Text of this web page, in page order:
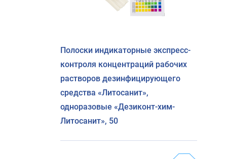
Полоски индикаторные экспресс-
контроля концентраций рабочих
растворов дезинфицирующего
средства «Литосанит»,
одноразовые «Дезиконт-хим-
Литосанит», 50